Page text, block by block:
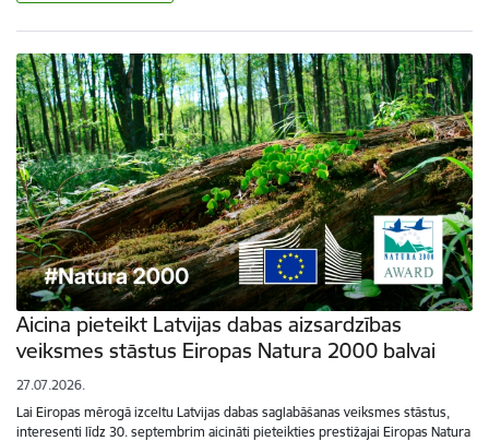
Aicina pieteikt Latvijas dabas aizsardzības
veiksmes stāstus Eiropas Natura 2000 balvai
27.07.2026.
Lai Eiropas mērogā izceltu Latvijas dabas saglabāšanas veiksmes stāstus,
interesenti līdz 30. septembrim aicināti pieteikties prestižajai Eiropas Natura